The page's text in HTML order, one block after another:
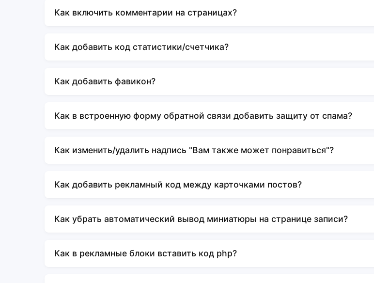
Как включить комментарии на страницах?
Как добавить код статистики/счетчика?
Как добавить фавикон?
Как в встроенную форму обратной связи добавить защиту от спама?
Как изменить/удалить надпись "Вам также может понравиться"?
Как добавить рекламный код между карточками постов?
Как убрать автоматический вывод миниатюры на странице записи?
Как в рекламные блоки вставить код php?